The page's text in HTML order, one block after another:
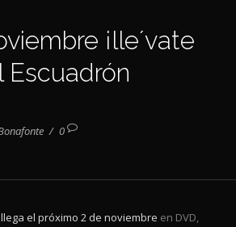
¡lle´vate
Escuadrón
/ 0
el próximo 2 de noviembre en DVD,